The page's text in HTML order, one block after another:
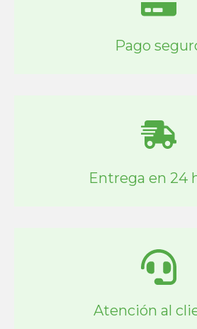
Pago
Entrega en 24
Atención al